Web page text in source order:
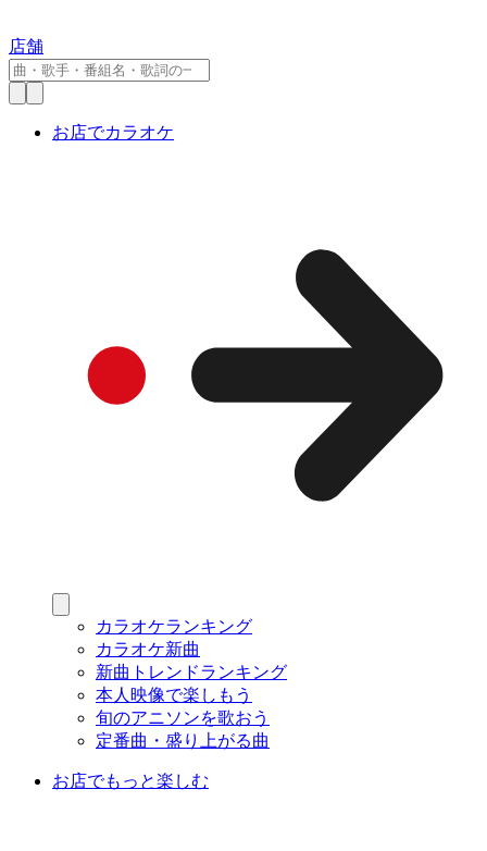
店舗
お店でカラオケ
カラオケランキング
カラオケ新曲
新曲トレンドランキング
本人映像で楽しもう
旬のアニソンを歌おう
定番曲・盛り上がる曲
お店でもっと楽しむ